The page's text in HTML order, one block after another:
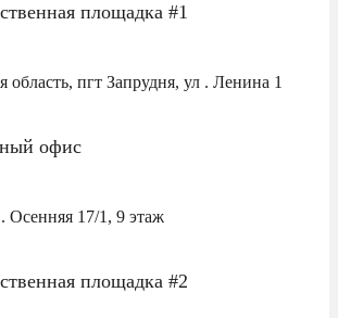
площадка #1
область, пгт Запрудня, ул . Ленина 1
офис
Осенняя 17/1, 9 этаж
площадка #2